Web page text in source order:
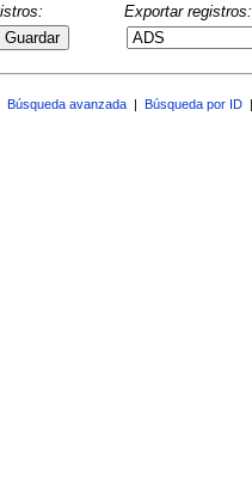
Guardar
Exportar registros:
Búsqueda avanzada Búsqueda por ID